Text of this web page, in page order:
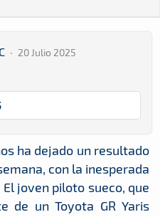
· 20 Julio 2025
ha dejado un resultado
con la inesperada
joven piloto sueco, que
de un Toyota GR Yaris